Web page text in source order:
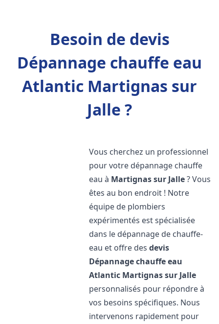
Besoin de devis
Dépannage chauffe eau
Atlantic Martignas sur
Jalle ?
Vous cherchez un professionnel
pour votre dépannage chauffe
eau à Martignas sur Jalle? Vous
êtes au bon endroit ! Notre
équipe de plombiers
expérimentés est spécialisée
dans le dépannage de chauffe-
eau et offre desdevis
Dépannage chauffe eau
Atlantic Martignas sur Jalle
personnalisés pour répondre à
vos besoins spécifiques. Nous
intervenons rapidement pour